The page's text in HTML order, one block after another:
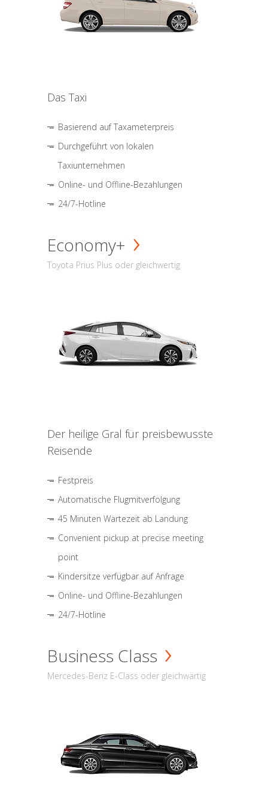
Das Taxi
Basierend auf Taxameterpreis
Durchgeführt von lokalen
Taxiunternehmen
Online- und Offline-Bezahlungen
24/7-Hotline
Economy+
Toyota Prius Plus oder gleichwertig
Der heilige Gral für preisbewusste
Reisende
Festpreis
Automatische Flugmitverfolgung
45 Minuten Wartezeit ab Landung
Convenient pickup at precise meeting
point
Kindersitze verfügbar auf Anfrage
Online- und Offline-Bezahlungen
24/7-Hotline
Business Class
Mercedes-Benz E-Class oder gleichwärtig